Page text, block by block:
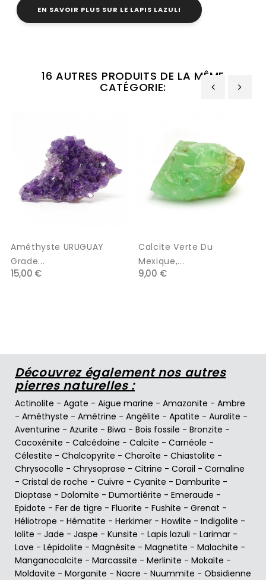
EN SAVOIR PLUS SUR LE LAPIS LAZULI
16 AUTRES PRODUITS DE LA MÊME
CATÉGORIE:
Améthyste URUGUAY
Grade...
15,00 €
Calcite Verte Du
Mexique,...
9,00 €
Découvrez également nos autres
pierres naturelles :
Actinolite - Agate - Aigue marine - Amazonite - Ambre
- Améthyste - Amétrine - Angélite - Apatite - Auralite -
Aventurine - Azurite - Biwa - Bois fossile - Bronzite -
Cacoxénite - Calcédoine - Calcite - Carnéole -
Célestite - Chalcopyrite - Charoïte - Chiastolite -
Chrysocolle - Chrysoprase - Citrine - Corail - Cornaline
- Cristal de roche - Cuivre - Cyanite - Damburite -
Dioptase - Dolomite - Dumortiérite - Emeraude -
Epidote - Fer de tigre - Fluorite - Fushite - Grenat -
Héliotrope - Hématite - Herkimer - Howlite - Indigolite -
Iolite - Jade - Jaspe - Kunsite - Lapis lazuli - Larimar -
Lave - Lépidolite - Magnésite - Magnetite - Malachite -
Manganocalcite - Marcassite - Merlinite - Mokaïte -
Moldavite - Morganite - Nacre - Nuummite - Obsidienne